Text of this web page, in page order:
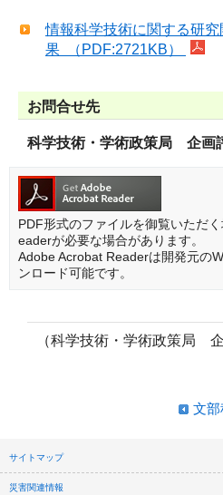
情報科学技術に関する研
果 （PDF:2721KB）
お問合せ先
科学技術・学術政策局 企画
PDF形式のファイルを御覧いただ
eaderが必要な場合があります。
Adobe Acrobat Readerは開発元の
ンロード可能です。
（科学技術・学術政策局 企
文
サイトマップ
災害関連情報